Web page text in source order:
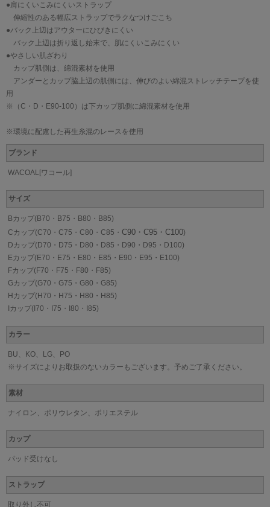
●肩にくいこみにくいストラップ
伸縮性のある幅広ストラップでラクなつけごこち
●バック上辺はアウターにひびきにくい
バック上辺は折り返し始末で、肌にくいこみにくい
●やさしい肌ざわり
カップ肌側は、綿混素材を使用
アンダーとカップ脇上辺の肌側には、伸びのよい綿混ストレッチテープを使
用
※（C・D・E90-100）は下カップ肌側に綿混素材を使用
※環境に配慮した再生糸混のレースを使用
ブランド
WACOAL[ワコール]
サイズ
Bカップ(B70・B75・B80・B85)
Cカップ(C70・C75・C80・C85・ C90・C95・C100)
Dカップ(D70・D75・D80・D85・D90・D95・D100)
Eカップ(E70・E75・E80・E85・E90・E95・E100)
Fカップ(F70・F75・F80・F85)
Gカップ(G70・G75・G80・G85)
Hカップ(H70・H75・H80・H85)
Iカップ(I70・I75・I80・I85)
カラー
BU、KO、LG、PO
※サイズによりお取扱のないカラーもございます。予めご了承ください。
素材
ナイロン、ポリウレタン、ポリエステル
カップ
パッド受けなし
ストラップ
取り外し不可